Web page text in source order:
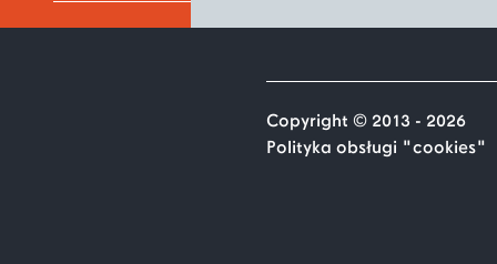
Copyright © 2013 - 2026
Polityka obsługi "cookies"